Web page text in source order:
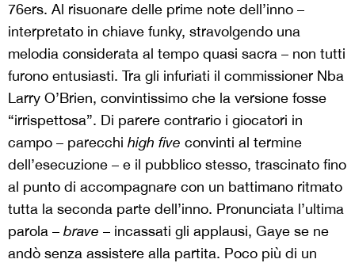
76ers. Al risuonare delle prime note dell’inno –
interpretato in chiave funky, stravolgendo una
melodia considerata al tempo quasi sacra – non tutti
furono entusiasti. Tra gli infuriati il commissioner Nba
Larry O’Brien, convintissimo che la versione fosse
“irrispettosa”. Di parere contrario i giocatori in
campo – parecchi high five convinti al termine
dell’esecuzione – e il pubblico stesso, trascinato fino
al punto di accompagnare con un battimano ritmato
tutta la seconda parte dell’inno. Pronunciata l’ultima
parola – brave – incassati gli applausi, Gaye se ne
andò senza assistere alla partita. Poco più di un